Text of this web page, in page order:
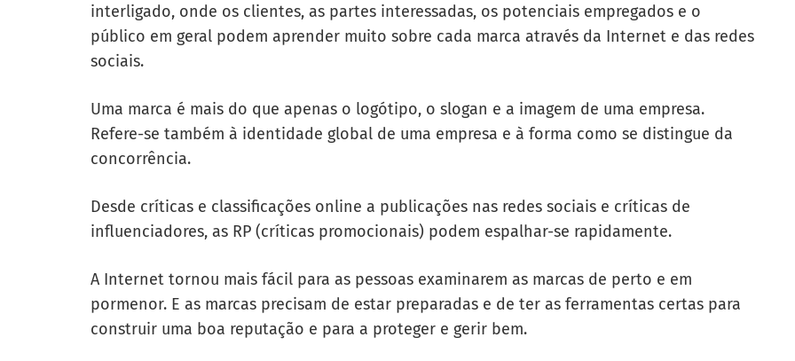
interligado, onde os clientes, as partes interessadas, os potenciais empregados e o
público em geral podem aprender muito sobre cada marca através da Internet e das redes
sociais.
Uma marca é mais do que apenas o logótipo, o slogan e a imagem de uma empresa.
Refere-se também à identidade global de uma empresa e à forma como se distingue da
concorrência.
Desde críticas e classificações online a publicações nas redes sociais e críticas de
influenciadores, as RP (críticas promocionais) podem espalhar-se rapidamente.
A Internet tornou mais fácil para as pessoas examinarem as marcas de perto e em
pormenor. E as marcas precisam de estar preparadas e de ter as ferramentas certas para
construir uma boa reputação e para a proteger e gerir bem.